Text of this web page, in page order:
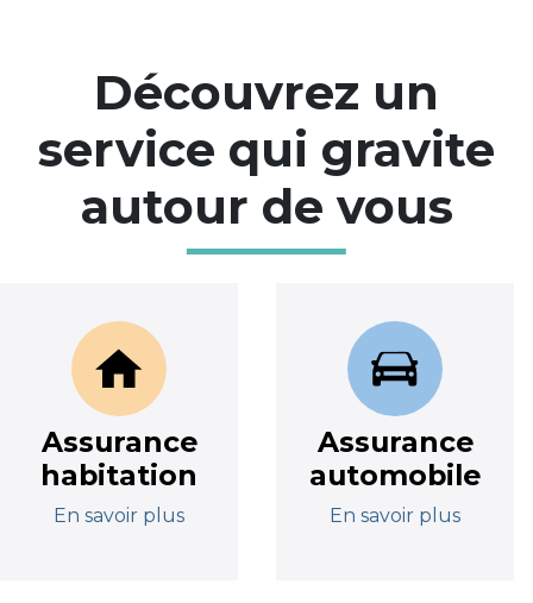
Découvrez un
service qui gravite
autour de vous
Assurance
habitation
En savoir plus
Assurance
automobile
En savoir plus